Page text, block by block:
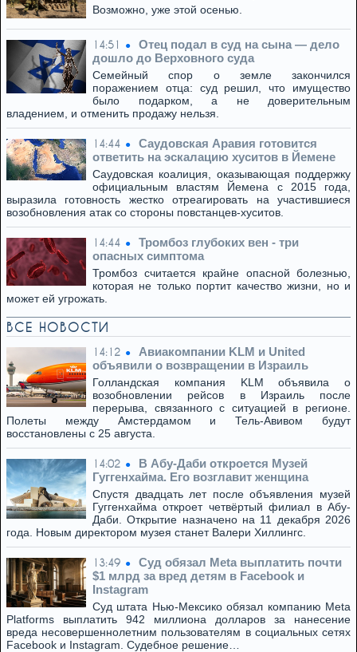
Возможно, уже этой осенью.
14:51
Отец подал в суд на сына — дело
дошло до Верховного суда
Семейный спор о земле закончился
поражением отца: суд решил, что имущество
было подарком, а не доверительным
владением, и отменить продажу нельзя.
14:44
Саудовская Аравия готовится
ответить на эскалацию хуситов в Йемене
Саудовская коалиция, оказывающая поддержку
официальным властям Йемена с 2015 года,
выразила готовность жестко отреагировать на участившиеся
возобновления атак со стороны повстанцев-хуситов.
14:44
Тромбоз глубоких вен - три
опасных симптома
Тромбоз считается крайне опасной болезнью,
которая не только портит качество жизни, но и
может ей угрожать.
ВСЕ НОВОСТИ
14:12
Авиакомпании KLM и United
объявили о возвращении в Израиль
Голландская компания KLM объявила о
возобновлении рейсов в Израиль после
перерыва, связанного с ситуацией в регионе.
Полеты между Амстердамом и Тель-Авивом будут
восстановлены с 25 августа.
14:02
В Абу-Даби откроется Музей
Гуггенхайма. Его возглавит женщина
Спустя двадцать лет после объявления музей
Гуггенхайма откроет четвёртый филиал в Абу-
Даби. Открытие назначено на 11 декабря 2026
года. Новым директором музея станет Валери Хиллингс.
13:49
Суд обязал Meta выплатить почти
$1 млрд за вред детям в Facebook и
Instagram
Суд штата Нью-Мексико обязал компанию Meta
Platforms выплатить 942 миллиона долларов за нанесение
вреда несовершеннолетним пользователям в социальных сетях
Facebook и Instagram. Судебное решение…